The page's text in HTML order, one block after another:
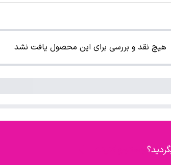
هیچ نقد و بررسی برای این محصول یافت نشد